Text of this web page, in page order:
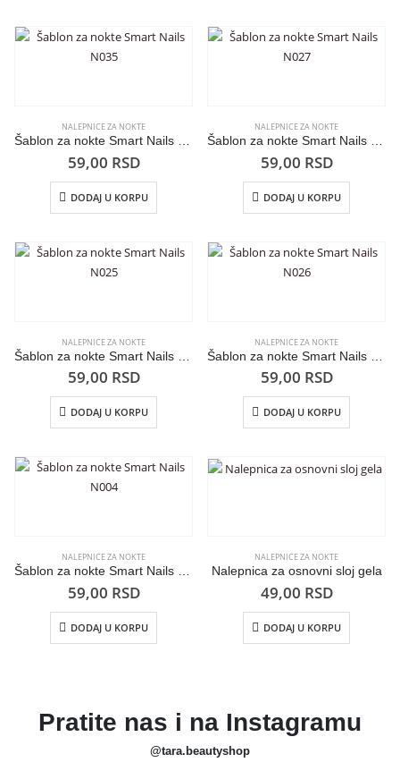
NALEPNICE ZA NOKTE
Šablon za nokte Smart Nails N035
59,00 RSD
DODAJ U KORPU
NALEPNICE ZA NOKTE
Šablon za nokte Smart Nails N027
59,00 RSD
DODAJ U KORPU
NALEPNICE ZA NOKTE
59,00 RSD
DODAJ U KORPU
NALEPNICE ZA NOKTE
59,00 RSD
DODAJ U KORPU
NALEPNICE ZA NOKTE
Šablon za nokte Smart Nails N004
59,00 RSD
DODAJ U KORPU
NALEPNICE ZA NOKTE
Nalepnica za osnovni sloj gela
49,00 RSD
DODAJ U KORPU
Pratite nas i na Instagramu
@tara.beautyshop